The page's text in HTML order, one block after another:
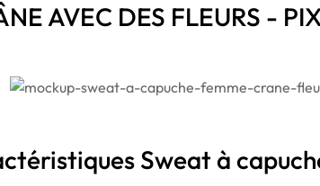
AVEC DES FLEURS -
Sweat à